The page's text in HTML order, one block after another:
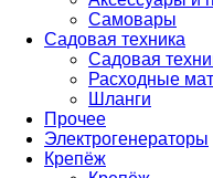
Самовары
Садовая техника
Садовая
Расходные
Шланги
Прочее
Электрогенераторы
Крепёж